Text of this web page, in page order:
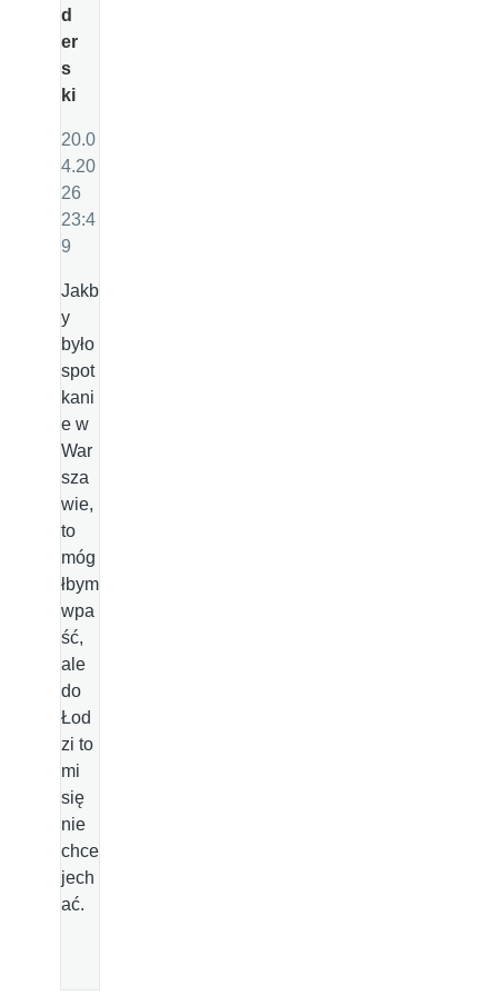
d
er
s
ki
20.0
4.20
26
23:4
9
Jakb
y
było
spot
kani
e w
War
sza
wie,
to
móg
łbym
wpa
ść,
ale
do
Łod
zi to
mi
się
nie
chce
jech
ać.